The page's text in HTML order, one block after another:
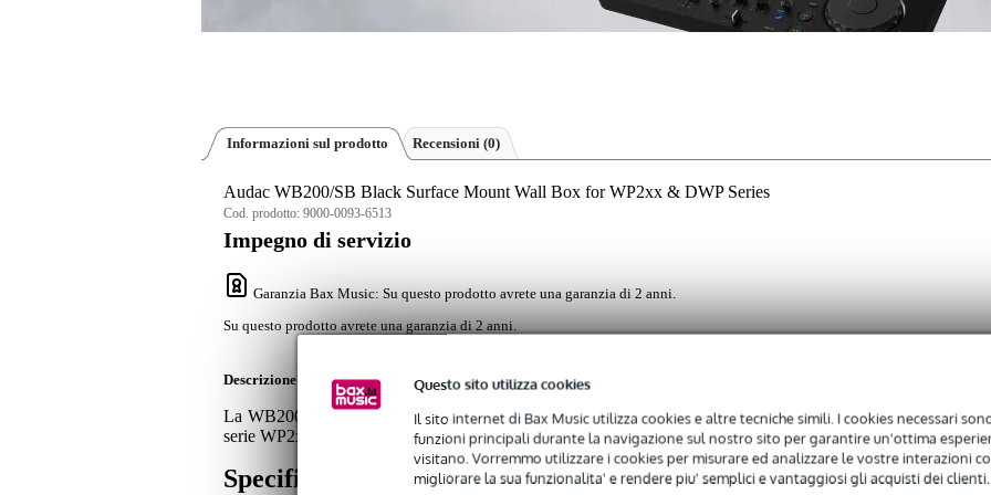
Questo sito utilizza cookies
Il sito internet di Bax Music utilizza cookies e altre tecniche simili. I cookies necessari
funzioni principali durante la navigazione sul nostro sito per garantire un'ottima
visitano. Vorremmo utilizzare i cookies per misurare ed analizzare le vostre interazioni
migliorare la sua funzionalita' e rendere piu' semplici e vantaggiosi gli acquisti dei clienti.
Informazioni sul prodotto Recensioni (0)
Audac WB200/SB Black Surface Mount Wall Box for WP2xx & DWP Series
Cod. prodotto: 9000-0093-6513
Impegno di servizio
Garanzia Bax Music: Su questo prodotto avrete una garanzia di 2 anni.
Su questo prodotto avrete una garanzia di 2 anni.
Descrizione
La WB200/SB di Audac è una scatola per il montaggio a superficie destinata ai pannelli a parete Audac
serie WP2xx e DWP. È realizzata in plastica e questa variante è disponibile in nero.
Specifiche